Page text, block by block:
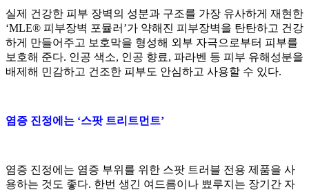
실제 건강한 피부 장벽의 성분과 구조를 가장 유사하게 재현한
‘MLE® 피부장벽 포뮬러’가 약해진 피부장벽을 탄탄하고 건강
하게 만들어주고 보호막을 형성해 외부 자극으로부터 피부를
보호해 준다. 인공 색소, 인공 향료, 파라벤 등 피부 유해성분을
배제해 민감하고 건조한 피부도 안심하고 사용할 수 있다.
염증 진정에는 ‘스팟 트리트먼트’
염증 진정에는 염증 부위를 위한 스팟 트러블 전용 제품을 사
용하는 것도 좋다. 한번 생긴 여드름이나 뾰루지는 장기간 자